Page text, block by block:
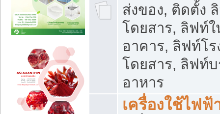
ส่งของ, ติดตั้ง
โดยสาร, ลิฟท์
อาคาร, ลิฟท์โ
โดยสาร, ลิฟท์
อาหาร
เครื่องใช้ไฟฟ้